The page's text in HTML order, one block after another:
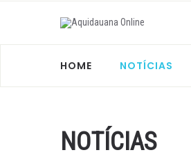
HOME NOTÍCIAS
NOTÍCIAS